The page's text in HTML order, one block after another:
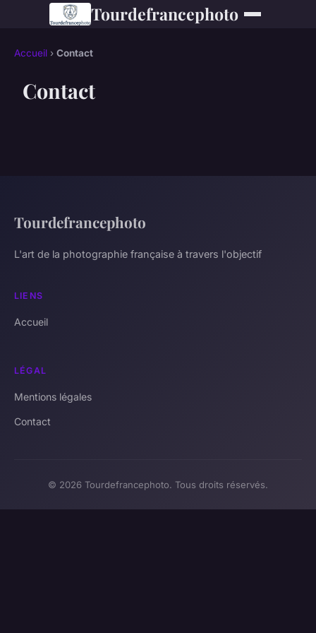
Tourdefrancephoto
Accueil › Contact
Contact
Tourdefrancephoto
L'art de la photographie française à travers l'objectif
LIENS
Accueil
LÉGAL
Mentions légales
Contact
© 2026 Tourdefrancephoto. Tous droits réservés.